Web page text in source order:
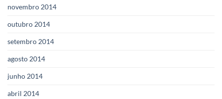
novembro 2014
outubro 2014
setembro 2014
agosto 2014
junho 2014
abril 2014